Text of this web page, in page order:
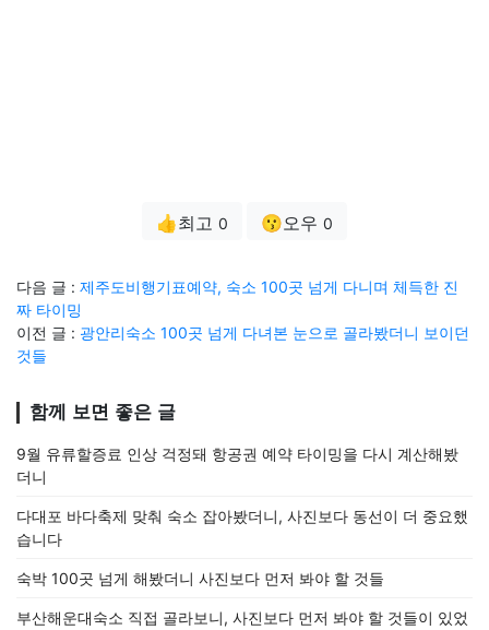
👍최고 0 😗오우 0
다음 글 : 제주도비행기표예약, 숙소 100곳 넘게 다니며 체득한 진
짜 타이밍
이전 글 : 광안리숙소 100곳 넘게 다녀본 눈으로 골라봤더니 보이던
것들
함께 보면 좋은 글
9월 유류할증료 인상 걱정돼 항공권 예약 타이밍을 다시 계산해봤
더니
다대포 바다축제 맞춰 숙소 잡아봤더니, 사진보다 동선이 더 중요했
습니다
숙박 100곳 넘게 해봤더니 사진보다 먼저 봐야 할 것들
부산해운대숙소 직접 골라보니, 사진보다 먼저 봐야 할 것들이 있었